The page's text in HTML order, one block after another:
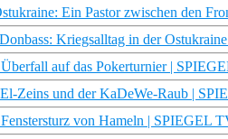
Ein Pastor zwischen den
Kriegsalltag in der
auf das Pokerturnier |
Zeins und der KaDeWe-Raub |
von Hameln | SPIEGEL